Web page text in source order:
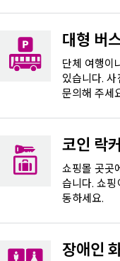
대형 버
단체 여행이
있습니다.
문의해 주세
코인 락커
쇼핑몰 곳곳
습니다. 쇼
동하세요.
장애인